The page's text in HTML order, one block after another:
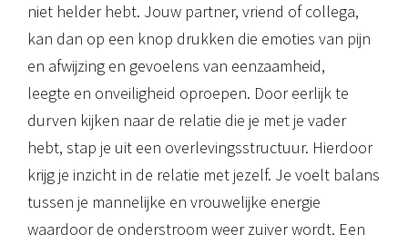
niet helder hebt. Jouw partner, vriend of collega,
kan dan op een knop drukken die emoties van pijn
en afwijzing en gevoelens van eenzaamheid,
leegte en onveiligheid oproepen. Door eerlijk te
durven kijken naar de relatie die je met je vader
hebt, stap je uit een overlevingsstructuur. Hierdoor
krijg je inzicht in de relatie met jezelf. Je voelt balans
tussen je mannelijke en vrouwelijke energie
waardoor de onderstroom weer zuiver wordt. Een